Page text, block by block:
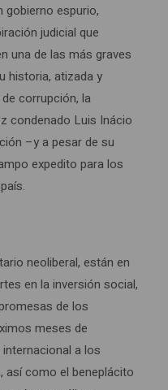
gobierno espurio,
judicial que
una de las más graves
historia, atizada y
corrupción, la
condenado Luis Inácio
­–y a pesar de su
expedito para los
neoliberal, están en
en la inversión social,
de los
meses de
a los
así como el beneplácito